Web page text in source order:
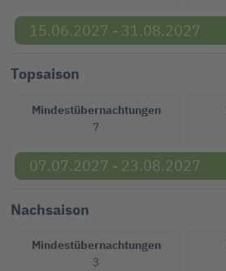
15.06.2027 - 31.08.2027
Topsaison
Mindestübernachtungen
7
07.07.2027 - 23.08.2027
Nachsaison
Mindestübernachtungen
3